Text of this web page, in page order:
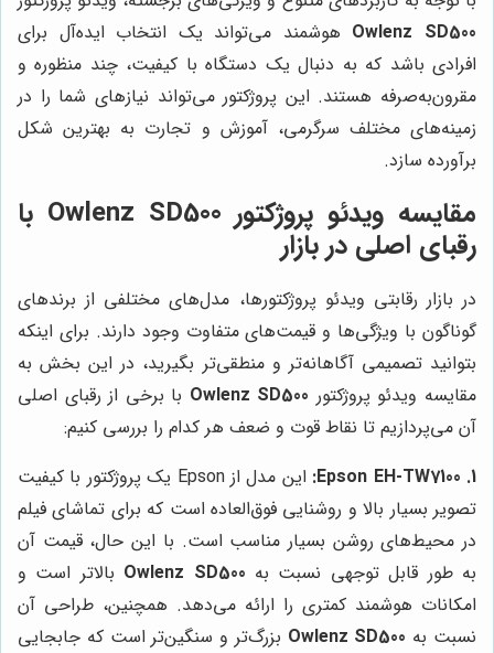
Owlenz SD500 هوشمند می‌تواند یک انتخاب ایده‌آل برای
افرادی باشد که به دنبال یک دستگاه با کیفیت، چند منظوره و
مقرون‌به‌صرفه هستند. این پروژکتور می‌تواند نیازهای شما را در
زمینه‌های مختلف سرگرمی، آموزش و تجارت به بهترین شکل
برآورده سازد.
مقایسه ویدئو پروژکتور Owlenz SD500 با
رقبای اصلی در بازار
در بازار رقابتی ویدئو پروژکتورها، مدل‌های مختلفی از برندهای
گوناگون با ویژگی‌ها و قیمت‌های متفاوت وجود دارند. برای اینکه
بتوانید تصمیمی آگاهانه‌تر و منطقی‌تر بگیرید، در این بخش به
مقایسه ویدئو پروژکتور Owlenz SD500 با برخی از رقبای اصلی
آن می‌پردازیم تا نقاط قوت و ضعف هر کدام را بررسی کنیم:
1. Epson EH-TW7100:
این مدل از Epson یک پروژکتور با کیفیت
تصویر بسیار بالا و روشنایی فوق‌العاده است که برای تماشای فیلم
در محیط‌های روشن بسیار مناسب است. با این حال، قیمت آن
به طور قابل توجهی نسبت به Owlenz SD500 بالاتر است و
امکانات هوشمند کمتری را ارائه می‌دهد. همچنین، طراحی آن
نسبت به Owlenz SD500 بزرگ‌تر و سنگین‌تر است که جابجایی